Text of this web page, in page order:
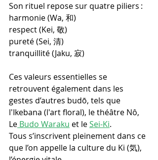
Son rituel repose sur quatre piliers :
harmonie (Wa, 和)
respect (Kei, 敬)
pureté (Sei, 清)
tranquillité (Jaku, 寂)
Ces valeurs essentielles se
retrouvent également dans les
gestes d’autres budō, tels que
l'Ikebana (l'art floral), le théâtre Nô,
Le Budo Waraku et le Sei-Ki.
Tous s’inscrivent pleinement dans ce
que l’on appelle la culture du Ki (気),